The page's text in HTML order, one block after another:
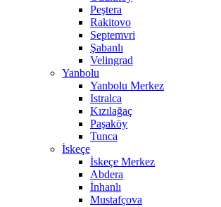
Peştera
Rakitovo
Septemvri
Şabanlı
Velingrad
Yanbolu
Yanbolu Merkez
Istralca
Kızılağaç
Paşaköy
Tunca
İskeçe
İskeçe Merkez
Abdera
İnhanlı
Mustafçova